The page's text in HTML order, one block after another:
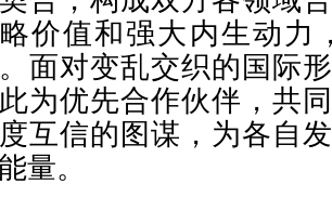
价值和强大内生动力
面对变乱交织的国际
为优先合作伙伴，共
互信的图谋，为各自
量。